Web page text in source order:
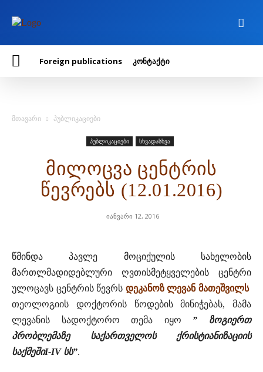
Foreign publications კონტაქტი
მთავარი პუბლიკაციები
პუბლიკაციები სხვადასხვა
მილოცვა ცენტრის
წევრებს (12.01.2016)
იანვარი 12, 2016
წმინდა პავლე მოციქულის სახელობის
მართლმადიდებლური ღვთისმეტყველების ცენტრი
ულოცავს ცენტრის წევრს დეკანოზ ლევან მათეშვილს
თეოლოგიის დოქტორის წოდების მინიჭებას, მამა
ლევანის სადოქტორო თემა იყო ” ზოგიერთ
პრობლემაზე საქართველოს ქრისტიანიზაციის
საქმეშიI-IV სს”.